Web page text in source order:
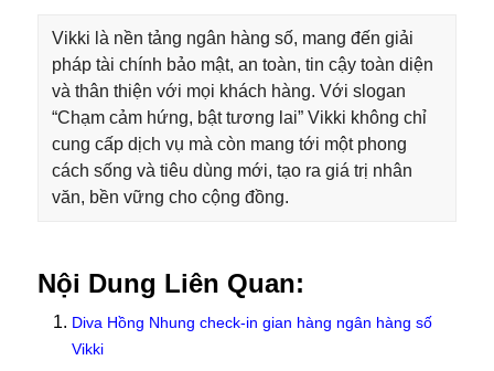
Vikki là nền tảng ngân hàng số, mang đến giải
pháp tài chính bảo mật, an toàn, tin cậy toàn diện
và thân thiện với mọi khách hàng. Với slogan
“Chạm cảm hứng, bật tương lai” Vikki không chỉ
cung cấp dịch vụ mà còn mang tới một phong
cách sống và tiêu dùng mới, tạo ra giá trị nhân
văn, bền vững cho cộng đồng.
Nội Dung Liên Quan:
Diva Hồng Nhung check-in gian hàng ngân hàng số
Vikki